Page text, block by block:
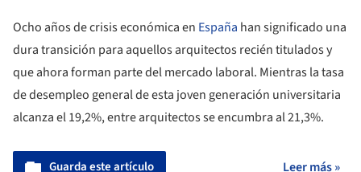
Ocho años de crisis económica en España han significado una
dura transición para aquellos arquitectos recién titulados y
que ahora forman parte del mercado laboral. Mientras la tasa
de desempleo general de esta joven generación universitaria
alcanza el 19,2%, entre arquitectos se encumbra al 21,3%.
Guarda este artículo Leer más »